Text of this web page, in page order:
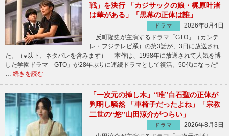
戦」を決行 「カジサックの娘・梶原叶渚
は華がある」「黒幕の正体は誰」
ドラマ
2026年8月4日
反町隆史が主演するドラマ「GTO」（カンテ
レ・フジテレビ系）の第3話が、3日に放送され
た。（※以下、ネタバレを含みます） 本作は、1998年に放送されて人気を博
した学園ドラマ「GTO」が28年ぶりに連続ドラマとして復活。50代になった“
続きを読む
「一次元の挿し木」“唯”白石聖の正体が
判明し騒然 「車椅子だったよね」「宗教
二世の“悠”山田涼介がつらい」
ドラマ
2026年8月3日